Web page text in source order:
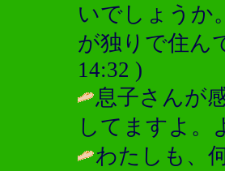
いでしょうか
が独りで住ん
14:32 )
息子さんが
してますよ
わたしも、